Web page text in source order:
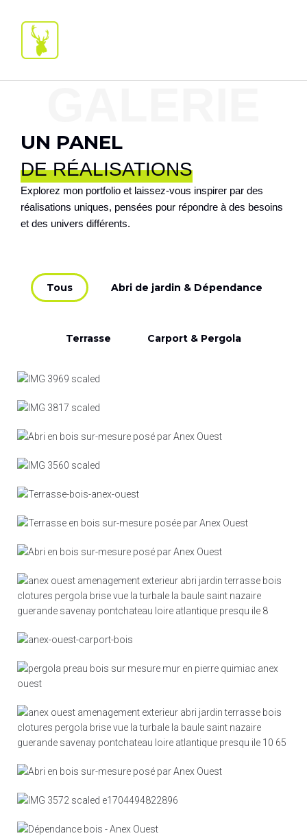
UN PANEL
DE RÉALISATIONS
Explorez mon portfolio et laissez-vous inspirer par des
réalisations uniques, pensées pour répondre à des besoins
et des univers différents.
Tous Abri de jardin & Dépendance
Terrasse Carport & Pergola
Terrasse bois
Pergola